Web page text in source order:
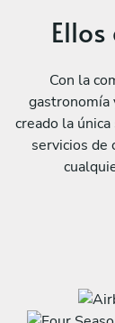
Con la
gastronomía
creado la
servicios de